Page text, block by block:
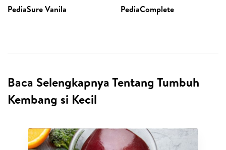
PediaSure Vanila PediaComplete
Baca Selengkapnya Tentang Tumbuh
Kembang si Kecil